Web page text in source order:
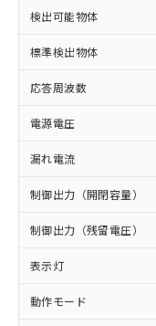
検出可能物体
標準検出物体
応答周波数
電源電圧
漏れ電流
制御出力（開閉容量）
制御出力（残留電圧）
表示灯
動作モード